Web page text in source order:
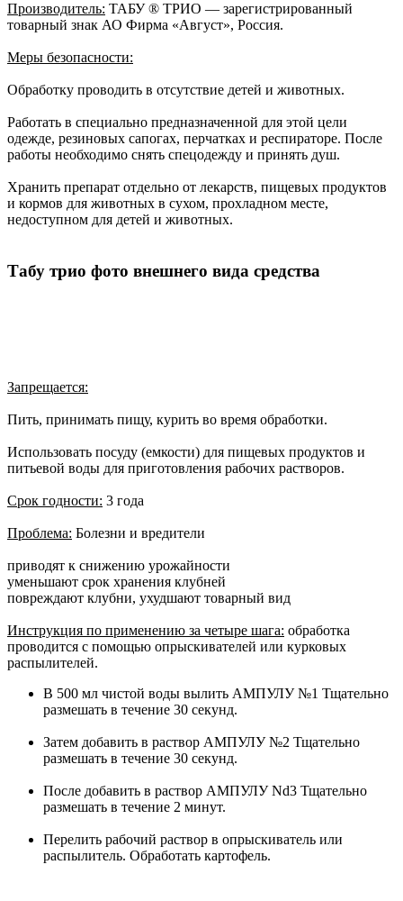
Производитель: ТАБУ ® ТРИО — зарегистрированный
товарный знак АО Фирма «Август», Россия.
Меры безопасности:
Обработку проводить в отсутствие детей и животных.
Работать в специально предназначенной для этой цели
одежде, резиновых сапогах, перчатках и респираторе. После
работы необходимо снять спецодежду и принять душ.
Хранить препарат отдельно от лекарств, пищевых продуктов
и кормов для животных в сухом, прохладном месте,
недоступном для детей и животных.
Табу трио фото внешнего вида средства
Запрещается:
Пить, принимать пищу, курить во время обработки.
Использовать посуду (емкости) для пищевых продуктов и
питьевой воды для приготовления рабочих растворов.
Срок годности: 3 года
Проблема: Болезни и вредители
приводят к снижению урожайности
уменьшают срок хранения клубней
повреждают клубни, ухудшают товарный вид
Инструкция по применению за четыре шага: обработка
проводится с помощью опрыскивателей или курковых
распылителей.
В 500 мл чистой воды вылить АМПУЛУ №1 Тщательно
размешать в течение 30 секунд.
Затем добавить в раствор АМПУЛУ №2 Тщательно
размешать в течение 30 секунд.
После добавить в раствор АМПУЛУ Nd3 Тщательно
размешать в течение 2 минут.
Перелить рабочий раствор в опрыскиватель или
распылитель. Обработать картофель.